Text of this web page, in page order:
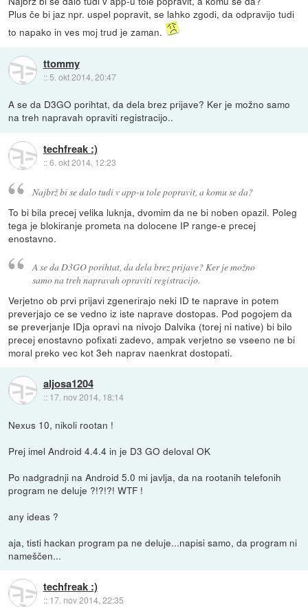
Plus če bi jaz npr. uspel popravit, se lahko zgodi, da odpravijo tudi
to napako in ves moj trud je zaman.
ttommy
:: 5. okt 2014, 20:47
A se da D3GO porihtat, da dela brez prijave? Ker je možno samo
na treh napravah opraviti registracijo..
techfreak :)
::6. okt 2014, 12:23
Najbrž bi se dalo tudi v app-u tole popravit, a komu se da?
To bi bila precej velika luknja, dvomim da ne bi noben opazil. Poleg
tega je blokiranje prometa na dolocene IP range-e precej
enostavno.
A se da D3GO porihtat, da dela brez prijave? Ker je možno
samo na treh napravah opraviti registracijo.
Verjetno ob prvi prijavi zgenerirajo neki ID te naprave in potem
preverjajo ce se vedno iz iste naprave dostopas. Pod pogojem da
se preverjanje IDja opravi na nivojo Dalvika (torej ni native) bi bilo
precej enostavno pofixati zadevo, ampak verjetno se vseeno ne bi
moral preko vec kot 3eh naprav naenkrat dostopati.
aljosa1204
:: 17. nov 2014, 18:14
Nexus 10, nikoli rootan !
Prej imel Android 4.4.4 in je D3 GO deloval OK
Po nadgradnji na Android 5.0 mi javlja, da na rootanih telefonih
program ne deluje ?!?!?! WTF !
any ideas ?
aja, tisti hackan program pa ne deluje...napisi samo, da program ni
nameščen...
techfreak :)
:: 17. nov 2014, 22:35